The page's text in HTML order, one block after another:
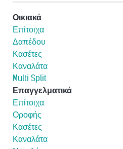
Οικιακά
Επίτοιχα
Δαπέδου
Κασέτες
Καναλάτα
Multi Split
Επαγγελματικά
Επίτοιχα
Οροφής
Κασέτες
Καναλάτα